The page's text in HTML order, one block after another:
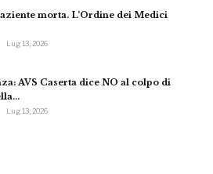
morta. L’Ordine dei Medici
Lug 13, 2026
AVS Caserta dice NO al colpo di
Lug 13, 2026